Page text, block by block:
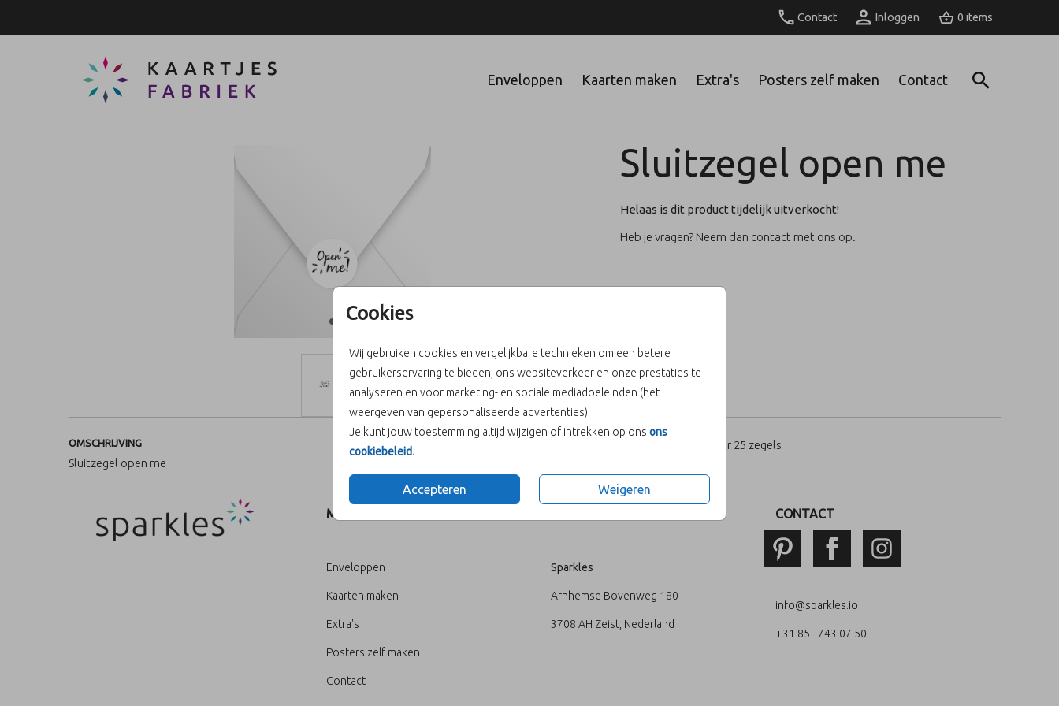
Contact Inloggen 0
Enveloppen Kaarten maken Extra's Posters zelf maken Contact
Cookies
Wij gebruiken cookies en vergelijkbare technieken om een betere
gebruikerservaring te bieden, ons websiteverkeer en onze prestaties te
analyseren en voor marketing- en sociale mediadoeleinden (het
weergeven van gepersonaliseerde advertenties).
Je kunt jouw toestemming altijd wijzigen of intrekken op ons ons
cookiebeleid.
Accepteren Weigeren
Sluitzegel open me
Helaas is dit product tijdelijk uitverkocht!
Heb je vragen? Neem dan contact met ons op.
OMSCHRIJVING
Sluitzegel open me
Prijs: per 25 zegels
MENU
Enveloppen
Kaarten maken
Extra's
Posters zelf maken
Contact
Sparkles
Arnhemse Bovenweg 180
3708 AH Zeist, Nederland
CONTACT
info@sparkles.io
+31 85 - 743 07 50